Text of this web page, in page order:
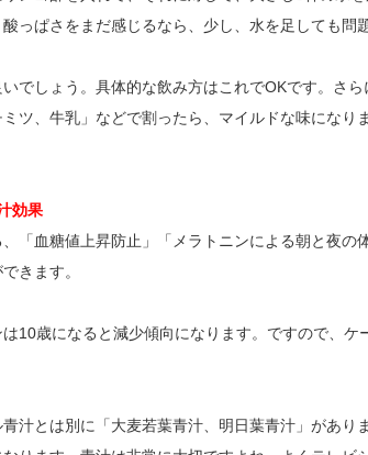
っぱさをまだ感じるなら、少し、水を足しても問
でしょう。具体的な飲み方はこれでOKです。さ
ツ、牛乳」などで割ったら、マイルドな味になり
効果
「血糖値上昇防止」「メラトニンによる朝と夜の
きます。
10歳になると減少傾向になります。ですので、ケ
汁とは別に「大麦若葉青汁、明日葉青汁」があり